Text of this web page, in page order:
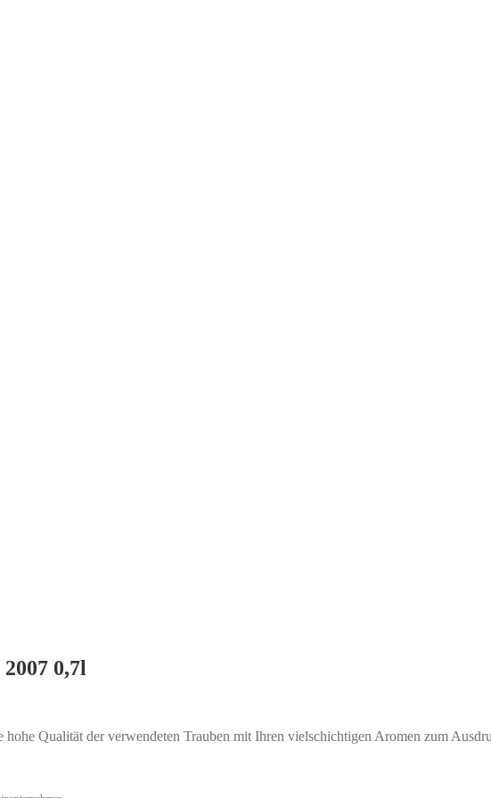
0,7l
hohe Qualität der verwendeten Trauben mit Ihren vielschichtigen Aromen zum